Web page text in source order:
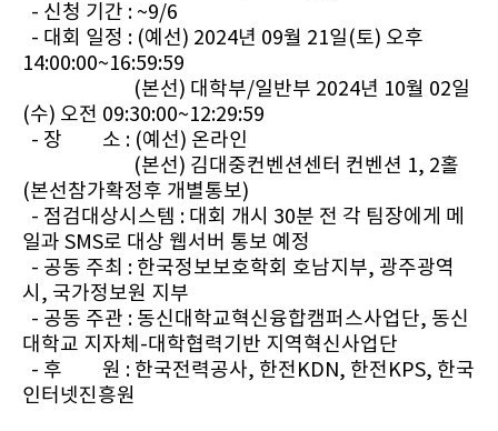
- 신청 기간 : ~9/6
- 대회 일정 : (예선) 2024년 09월 21일(토) 오후
14:00:00~16:59:59
(본선) 대학부/일반부 2024년 10월 02일
(수) 오전 09:30:00~12:29:59
- 장 소 : (예선) 온라인
(본선) 김대중컨벤션센터 컨벤션 1, 2홀
(본선참가확정후 개별통보)
- 점검대상시스템 : 대회 개시 30분 전 각 팀장에게 메
일과 SMS로 대상 웹서버 통보 예정
- 공동 주최 : 한국정보보호학회 호남지부, 광주광역
시, 국가정보원 지부
- 공동 주관 : 동신대학교혁신융합캠퍼스사업단, 동신
대학교 지자체-대학협력기반 지역혁신사업단
- 후
원 : 한국전력공사, 한전KDN, 한전KPS, 한국
인터넷진흥원